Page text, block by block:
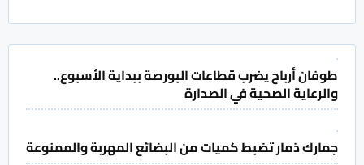
طوفان أرباح يضرب قطاعات البورصة ببداية الأسبوع..
والرعاية الصحية في الصدارة
جمارك ذمار تضبط كميات من البضائع المهربة والممنوعة